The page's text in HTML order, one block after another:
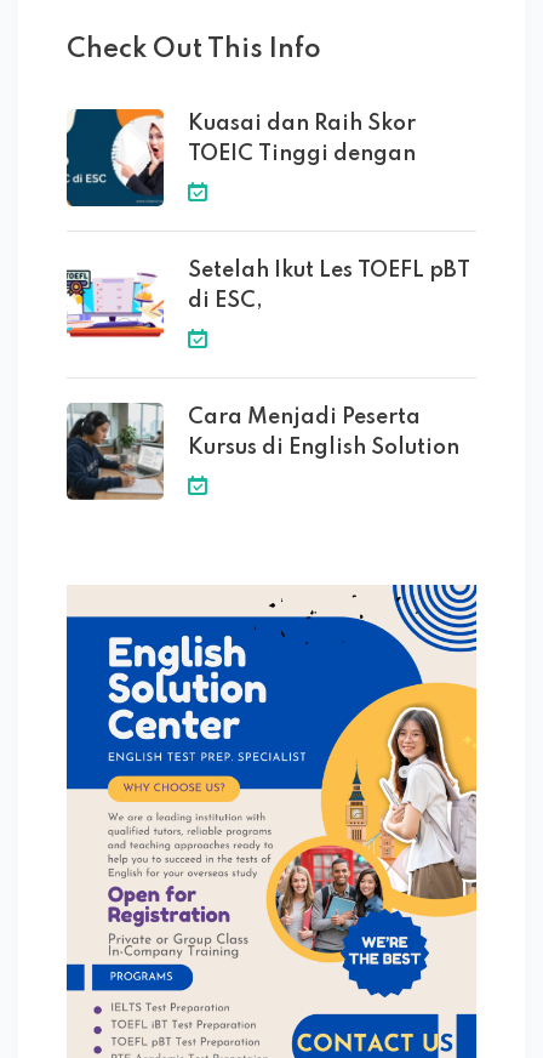
Check Out This Info
Kuasai dan Raih Skor
TOEIC Tinggi dengan
Setelah Ikut Les TOEFL pBT
di ESC,
Cara Menjadi Peserta
Kursus di English Solution